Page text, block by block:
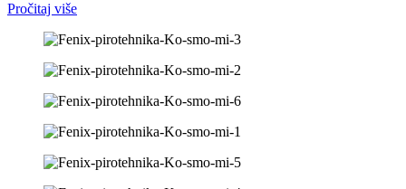
Pročitaj više